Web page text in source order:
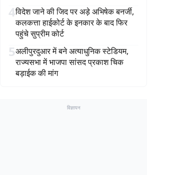
4विदेश जाने की जिद पर अड़े अभिषेक बनर्जी,
कलकत्ता हाईकोर्ट के इनकार के बाद फिर
पहुंचे सुप्रीम कोर्ट
5अलीपुरदुआर में बने अत्याधुनिक स्टेडियम,
राज्यसभा में भाजपा सांसद प्रकाश चिक
बड़ाईक की मांग
विज्ञापन